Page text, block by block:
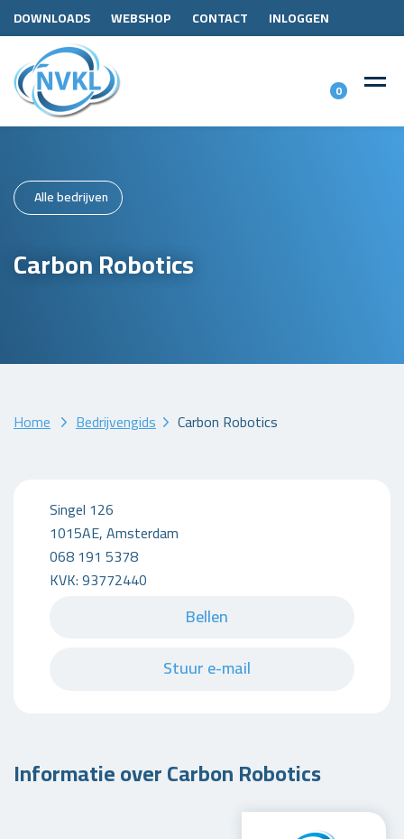
DOWNLOADS WEBSHOP CONTACT INLOGGEN
0
Alle bedrijven
Carbon Robotics
Home Bedrijvengids Carbon Robotics
Singel 126
1015AE, Amsterdam
068 191 5378
KVK: 93772440
Bellen
Stuur e-mail
Informatie over Carbon Robotics